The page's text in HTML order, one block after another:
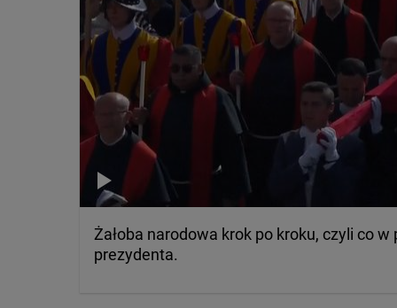
Żałoba narodowa krok po kroku, czyli co
prezydenta.